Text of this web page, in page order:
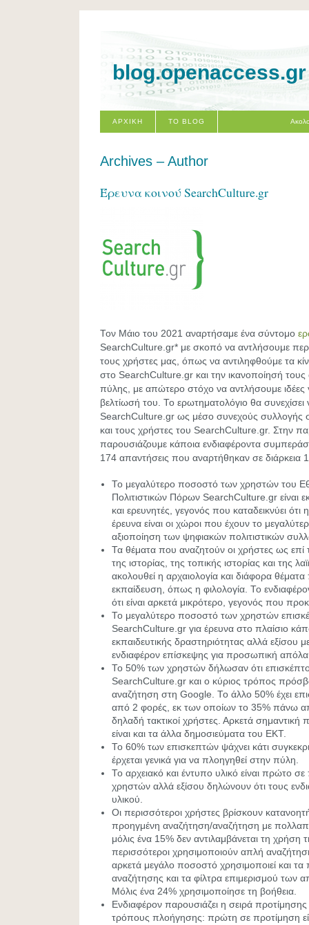
blog.openaccess.gr
ΑΡΧΙΚΗ ΤΟ BLOG
Archives – Author
Έρευνα κοινού SearchCulture.gr
Τον Μάιο του 2021 αναρτήσαμε ένα σύντομο
SearchCulture.gr* με σκοπό να αντλήσουμε
τους χρήστες μας, όπως να αντιληφθούμε τα
στο SearchCulture.gr και την ικανοποίησή
πύλης, με απώτερο στόχο να αντλήσουμε ιδέες
βελτίωσή του. Το ερωτηματολόγιο θα συνεχίσει
SearchCulture.gr ως μέσο συνεχούς συλλογής
και τους χρήστες του SearchCulture.gr. Στην
παρουσιάζουμε κάποια ενδιαφέροντα
174 απαντήσεις που αναρτήθηκαν σε
Το μεγαλύτερο ποσοστό των χρηστών του
Πολιτιστικών Πόρων SearchCulture.gr είναι
και ερευνητές, γεγονός που καταδεικνύει ότι
έρευνα είναι οι χώροι που έχουν το
αξιοποίηση των ψηφιακών πολιτιστικών
Τα θέματα που αναζητούν οι χρήστες ως επί
της ιστορίας, της τοπικής ιστορίας και της
ακολουθεί η αρχαιολογία και διάφορα θέματα
εκπαίδευση, όπως η φιλολογία. Το ενδιαφέρον
ότι είναι αρκετά μικρότερο, γεγονός που
Το μεγαλύτερο ποσοστό των χρηστών
SearchCulture.gr για έρευνα στο πλαίσιο
εκπαιδευτικής δραστηριότητας αλλά εξίσου
ενδιαφέρον επίσκεψης για προσωπική
Το 50% των χρηστών δήλωσαν ότι
SearchCulture.gr και ο κύριος τρόπος
αναζήτηση στη Google. Το άλλο 50% έχει
από 2 φορές, εκ των οποίων το 35% πάνω
δηλαδή τακτικοί χρήστες. Αρκετά σημαντική
είναι και τα άλλα δημοσιεύματα του ΕΚΤ.
Το 60% των επισκεπτών ψάχνει κάτι
έρχεται γενικά για να πλοηγηθεί στην πύλη.
Το αρχειακό και έντυπο υλικό είναι πρώτο
χρηστών αλλά εξίσου δηλώνουν ότι τους
υλικού.
Οι περισσότεροι χρήστες βρίσκουν
προηγμένη αναζήτηση/αναζήτηση με
μόλις ένα 15% δεν αντιλαμβάνεται τη χρήση
περισσότεροι χρησιμοποιούν απλή
αρκετά μεγάλο ποσοστό χρησιμοποιεί και τα
αναζήτησης και τα φίλτρα επιμερισμού των
Μόλις ένα 24% χρησιμοποίησε τη βοήθεια.
Ενδιαφέρον παρουσιάζει η σειρά
τρόπους πλοήγησης: πρώτη σε προτίμηση